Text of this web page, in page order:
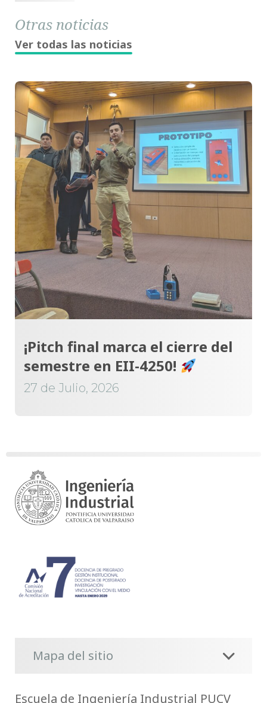
Otras noticias
Ver todas las noticias
¡Pitch final marca el cierre del
semestre en EII-4250!
27 de Julio, 2026
Mapa del sitio
Escuela de Ingeniería Industrial PUCV